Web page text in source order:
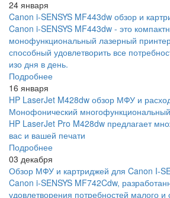
24 января
Canon i-SENSYS MF443dw обзор и
Canon i-SENSYS MF443dw - это
монофункциональный лазерный
способный удовлетворить все
изо дня в день.
Подробнее
16 января
HP LaserJet M428dw обзор МФУ и
Монофонический
HP LaserJet Pro M428dw предлагает
вас и вашей печати
Подробнее
03 декабря
Обзор МФУ и картриджей для Canon I-
Canon i-SENSYS MF742Cdw,
удовлетворения потребностей малого и